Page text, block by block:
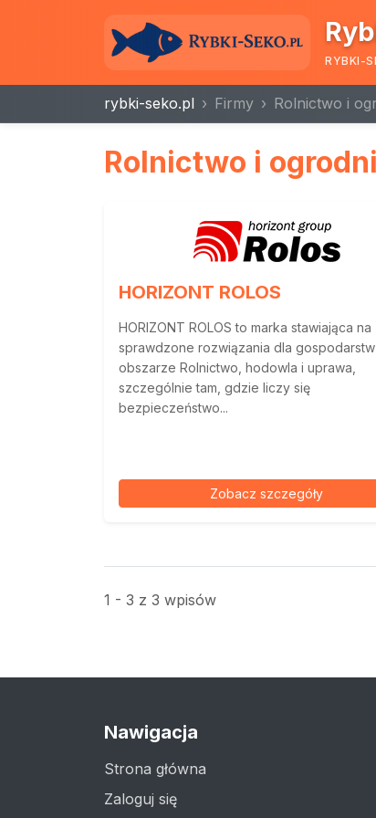
RYBKI-
rybki-seko.pl Firmy Rolnictwo i
Rolnictwo i
HORIZONT ROLOS
HORIZONT ROLOS to marka stawiająca na
sprawdzone rozwiązania dla
obszarze Rolnictwo, hodowla i uprawa,
szczególnie tam, gdzie liczy się
bezpieczeństwo...
Zobacz szczegóły
1 - 3 z 3 wpisów
Nawigacja
Strona główna
Zaloguj się